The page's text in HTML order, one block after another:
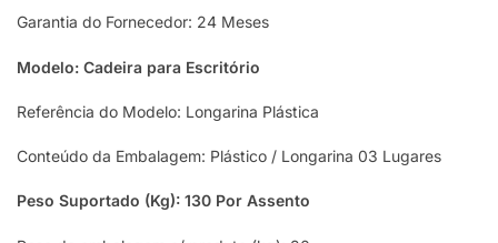
Garantia do Fornecedor: 24 Meses
Modelo: Cadeira para Escritório
Referência do Modelo: Longarina Plástica
Conteúdo da Embalagem: Plástico / Longarina 03 Lugares
Peso Suportado (Kg): 130 Por Assento